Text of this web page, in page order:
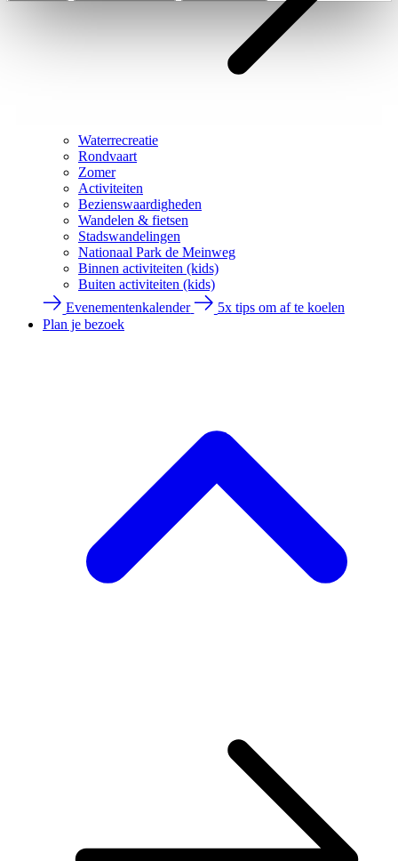
Waterrecreatie
Rondvaart
Zomer
Activiteiten
Bezienswaardigheden
Wandelen & fietsen
Stadswandelingen
Nationaal Park de Meinweg
Binnen activiteiten (kids)
Buiten activiteiten (kids)
Evenementenkalender
5x tips om af te koelen
Plan je bezoek